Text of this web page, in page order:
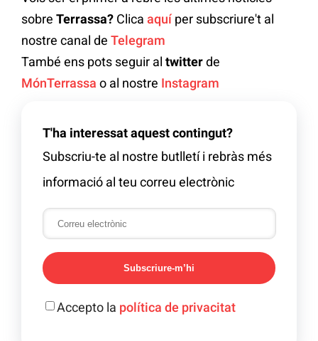
sobre Terrassa? Clica aquí per subscriure't al
nostre canal de Telegram
També ens pots seguir al twitterde
MónTerrassa o al nostre Instagram
T'ha interessat aquest contingut?
Subscriu-te al nostre butlletí i rebràs més
informació al teu correu electrònic
Subscriure-m’hi
Accepto la política de privacitat